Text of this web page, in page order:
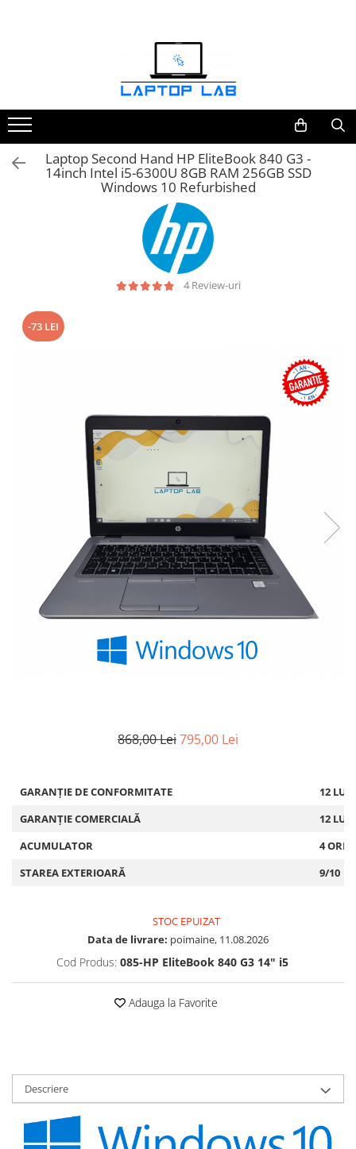
Mouseuri
Încărcătoare
Laptop Second Hand HP EliteBook 840 G3 -
14inch Intel i5-6300U 8GB RAM 256GB SSD
Windows 10 Refurbished
4 Review-uri
-73 LEI
868,00 Lei795,00 Lei
GARANȚIE DE CONFORMITATE
12
GARANȚIE COMERCIALĂ
12
ACUMULATOR
4 ORE
STAREA EXTERIOARĂ
9/10
STOC EPUIZAT
Data de livrare: poimaine, 11.08.2026
Cod Produs: 085-HP EliteBook 840 G3 14" i5
Adauga la Favorite
Descriere